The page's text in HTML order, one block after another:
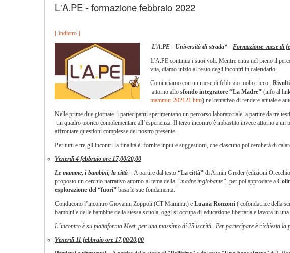
L'A.PE - formazione febbraio 2022
[ indietro ]
L’A.PE - Università di strada* - Formazione mese di
L’A.PE continua i suoi voli. Mentre entra nel pieno il
vita, diamo inizio al resto degli incontri in calendario.
Cominciamo con un mese di febbraio molto ricco.
attorno allo sfondo integratore “La Madre” (info al
mammut-202121.htm) nel tentativo di rendere attuale e
Nelle prime due giornate i partecipanti sperimentano un percorso laboratoriale a partire da tre
un quadro teorico complementare all’esperienza. Il terzo incontro è imbastito invece attorno a un
affrontare questioni complesse del nostro presente.
Per tutti e tre gli incontri la finalità è fornire input e suggestioni, che ciascuno poi cercherà di
Venerdì 4 febbraio ore 17,00/20,00
Le mamme, i bambini, la città – A partire dal testo “La città” di Armin Greder (edizioni
proposto un cerchio narrativo attorno al tema della “madre inglobante”, per poi approdare a
esplorazione del “fuori” basa le sue fondamenta.
Conducono l’incontro Giovanni Zoppoli (CT Mammut) e Luana Ronzoni ( cofondatrice della
bambini e delle bambine della stessa scuola, oggi si occupa di educazione libertaria e lavora in
L’incontro è su piattaforma Meet, per una massimo di 25 iscritti. Per partecipare è richiesta la
Venerdì 11 febbraio ore 17,00/20,00